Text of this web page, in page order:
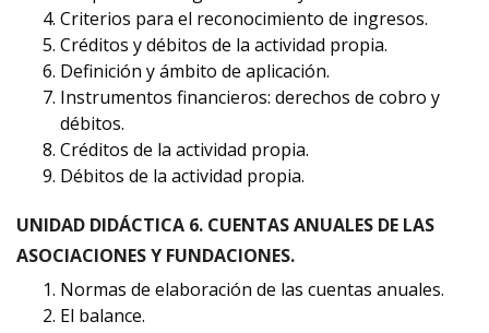
Criterios para el reconocimiento de ingresos.
Créditos y débitos de la actividad propia.
Definición y ámbito de aplicación.
Instrumentos financieros: derechos de cobro y
débitos.
Créditos de la actividad propia.
Débitos de la actividad propia.
UNIDAD DIDÁCTICA 6. CUENTAS ANUALES DE LAS
ASOCIACIONES Y FUNDACIONES.
Normas de elaboración de las cuentas anuales.
El balance.